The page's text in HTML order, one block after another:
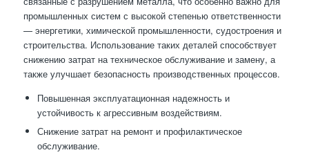
промышленных систем с высокой степенью ответственности
— энергетики, химической промышленности, судостроения и
строительства. Использование таких деталей способствует
снижению затрат на техническое обслуживание и замену, а
также улучшает безопасность производственных процессов.
Повышенная эксплуатационная надежность и
устойчивость к агрессивным воздействиям.
Снижение затрат на ремонт и профилактическое
обслуживание.